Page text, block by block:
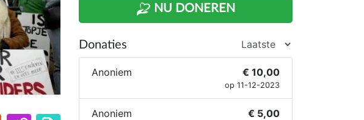
NU DONEREN
Donaties
Anoniem € 10,00
op 11-12-2023
Anoniem € 5,00